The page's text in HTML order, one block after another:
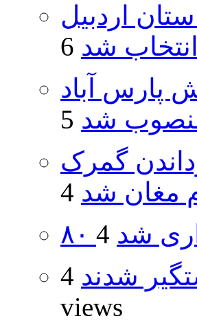
اردبيل
انتخاب شد
پارس آباد
شد
گمرک
مغان شد
شد
شدند 4
views